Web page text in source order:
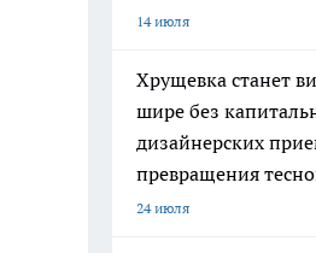
14 июля
Хрущевка станет
шире без
дизайнерских
превращения
24 июля